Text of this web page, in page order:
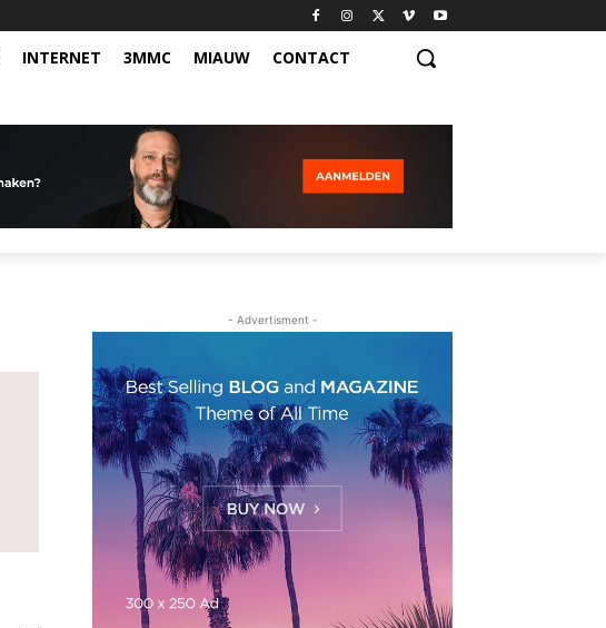
INTERNET 3MMC MIAUW CONTACT
- Advertisment -